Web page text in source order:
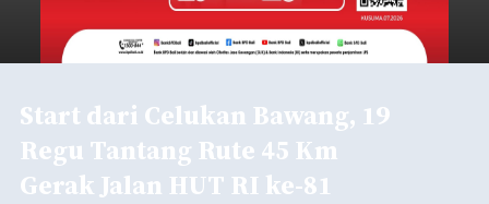
Start dari Celukan Bawang, 19
Regu Tantang Rute 45 Km
Gerak Jalan HUT RI ke-81